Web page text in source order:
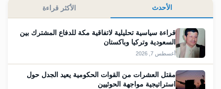
الأحدث الأكثر قراءة
قراءة سياسية تحليلية لاتفاقية مكة للدفاع المشترك بين
السعودية وتركيا وباكستان
أغسطس 7, 2026
مقتل العشرات من القوات الحكومية يعيد الجدل حول
استراتيجية مواجهة الحوثيين